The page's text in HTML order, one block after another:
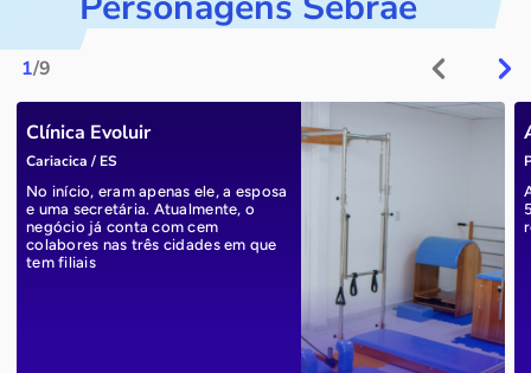
1/9
Clínica Evoluir
Cariacica / ES
No início, eram apenas ele, a esposa
e uma secretária. Atualmente, o
negócio já conta com cem
colabores nas três cidades em que
tem filiais